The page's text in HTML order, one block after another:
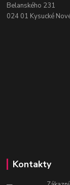
Belanského 231
024 01 Kysucké
Kontakty